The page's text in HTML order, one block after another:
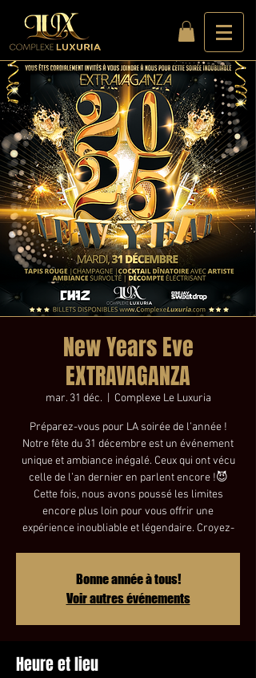
New Years Eve
EXTRAVAGANZA
mar. 31 déc. Complexe Le Luxuria
Préparez-vous pour LA soirée de l’année !
Notre fête du 31 décembre est un événement
unique et ambiance inégalé. Ceux qui ont vécu
celle de l’an dernier en parlent encore !😈
Cette fois, nous avons poussé les limites
encore plus loin pour vous offrir une
expérience inoubliable et légendaire. Croyez-
Bonne année à tous!
Voir autres événements
Heure et lieu